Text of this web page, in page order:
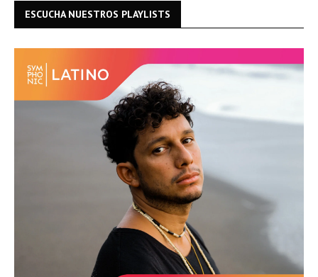
ESCUCHA NUESTROS PLAYLISTS